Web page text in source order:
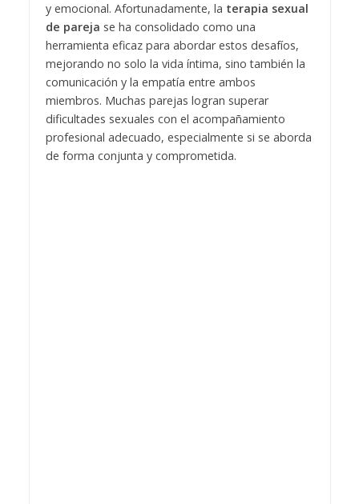
y emocional. Afortunadamente, la terapia sexual
de pareja se ha consolidado como una
herramienta eficaz para abordar estos desafíos,
mejorando no solo la vida íntima, sino también la
comunicación y la empatía entre ambos
miembros. Muchas parejas logran superar
dificultades sexuales con el acompañamiento
profesional adecuado, especialmente si se aborda
de forma conjunta y comprometida.